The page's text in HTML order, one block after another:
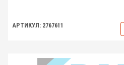
АРТИКУЛ: 2767611